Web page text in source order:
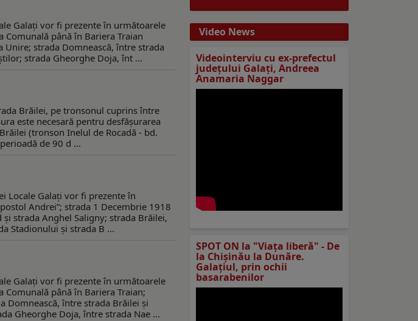
Galați vor fi prezente în următoarele
Comunală până în Bariera Traian
strada Domnească, între strada
strada Gheorghe Doja, înt ...
Brăilei, pe tronsonul cuprins între
este necesară pentru desfășurarea
(tronson Inelul de Rocadă - bd.
de 90 d ...
Locale Galați vor fi prezente în
Andrei”; strada 1 Decembrie 1918
strada Anghel Saligny; strada Brăilei,
Stadionului și strada B ...
Galați vor fi prezente în următoarele
Comunală până în Bariera Traian;
Domnească, între strada Brăilei și
Gheorghe Doja, între strada Nae ...
Video News
Videointerviu cu ex-prefectul
judeţului Galaţi, Andreea
Anamaria Naggar
SPOT ON la "Viaţa liberă" - De
la Chișinău la Dunăre.
Galațiul, prin ochii
basarabenilor